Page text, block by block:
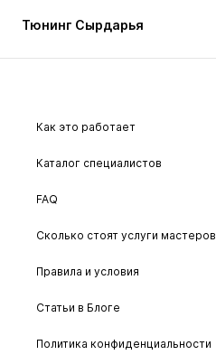
Тюнинг Сырдарья
Как это работает
Каталог специалистов
FAQ
Сколько стоят услуги мастеров
Правила и условия
Статьи в Блоге
Политика конфиденциальности